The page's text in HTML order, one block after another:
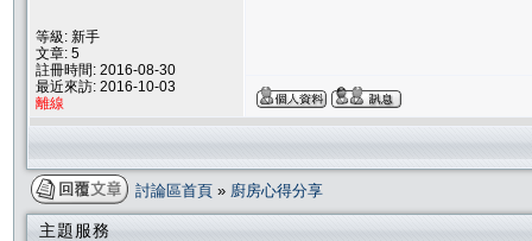
等級: 新手
文章: 5
註冊時間: 2016-08-30
最近來訪: 2016-10-03
離線
討論區首頁 » 廚房心得分享
主題服務